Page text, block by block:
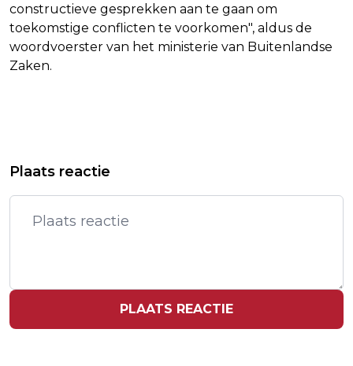
constructieve gesprekken aan te gaan om
toekomstige conflicten te voorkomen", aldus de
woordvoerster van het ministerie van Buitenlandse
Zaken.
LEDEN NUCLEAIRE RAAD
CHINA ROEPT INDIA EN PAKISTAN OP
TOT TERUGHOUDENDHEID
Plaats reactie
PLAATS REACTIE